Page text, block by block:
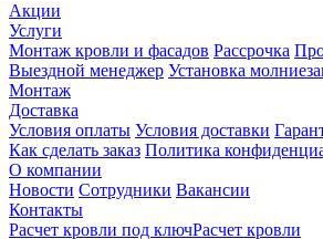
Акции
Услуги
Монтаж кровли и фасадов Рассрочка
Выездной менеджер Установка
Монтаж
Доставка
Условия оплаты Условия доставки
Как сделать заказ Политика
О компании
Новости Сотрудники Вакансии
Контакты
Расчет кровли под ключРасчет кровли